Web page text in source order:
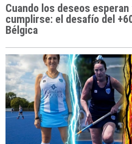
Cuando los deseos
cumplirse: el desafío del
Bélgica